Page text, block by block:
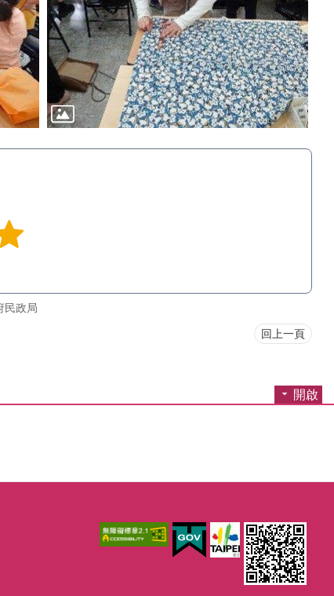
民政局
回上一頁
開啟